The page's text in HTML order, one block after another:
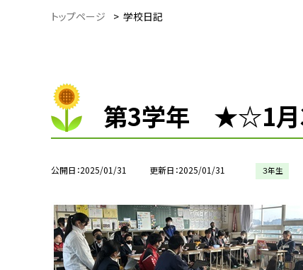
トップページ > 学校日記
第3学年 ★☆1月
公開日 2025/01/31 更新日 2025/01/31 ３年生